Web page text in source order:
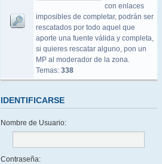
con enlaces
imposibles de completar, podrán ser
rescatados por todo aquel que
aporte una fuente válida y completa,
si quieres rescatar alguno, pon un
MP al moderador de la zona.
Temas: 338
IDENTIFICARSE
Nombre de Usuario:
Contraseña: